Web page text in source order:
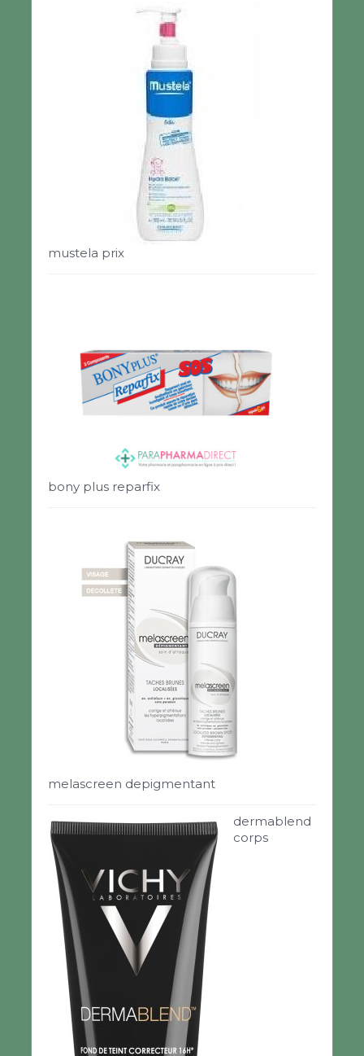
mustela prix
bony plus reparfix
melascreen depigmentant
dermablend
corps